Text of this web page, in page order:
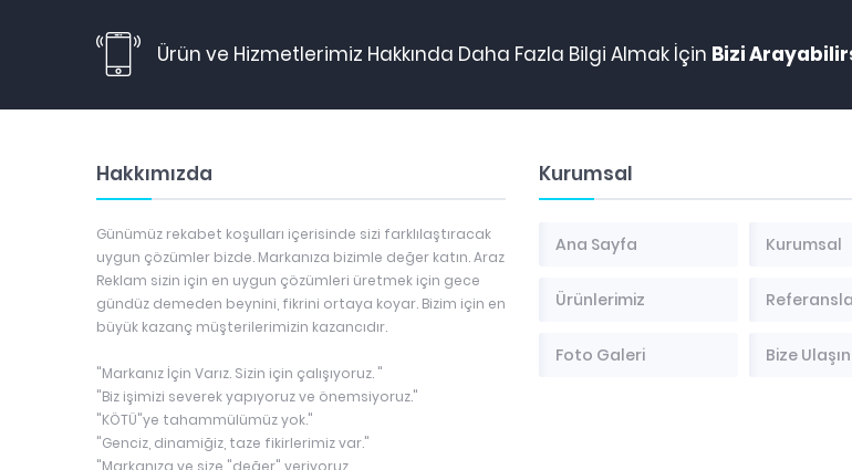
Ürün ve Hizmetlerimiz Hakkında Daha Fazla Bilgi Almak İçin Bizi
Hakkımızda
Günümüz rekabet koşulları içerisinde sizi farklılaştıracak
uygun çözümler bizde. Markanıza bizimle değer katın. Araz
Reklam sizin için en uygun çözümleri üretmek için gece
gündüz demeden beynini, fikrini ortaya koyar. Bizim için en
büyük kazanç müşterilerimizin kazancıdır.
"Markanız İçin Varız. Sizin için çalışıyoruz. "
"Biz işimizi severek yapıyoruz ve önemsiyoruz."
"KÖTÜ"ye tahammülümüz yok."
"Genciz, dinamiğiz, taze fikirlerimiz var."
"Markanıza ve size "değer" veriyoruz.
Kurumsal
Ana Sayfa Kurumsal
Ürünlerimiz
Foto Galeri Bize Ulaşın